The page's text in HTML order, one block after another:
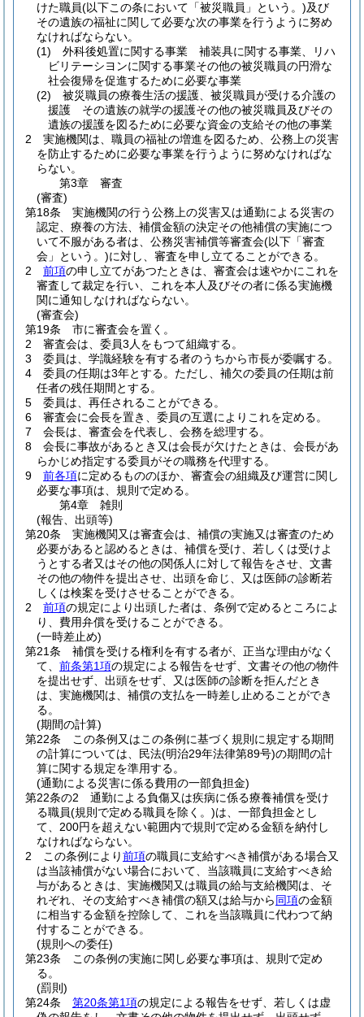
けた職員(以下この条において「被災職員」という。)及び
その遺族の福祉に関して必要な次の事業を行うように努め
なければならない。
(1)
外科後処置に関する事業 補装具に関する事業、リハ
ビリテーシヨンに関する事業その他の被災職員の円滑な
社会復帰を促進するために必要な事業
(2)
被災職員の療養生活の援護、被災職員が受ける介護の
援護 その遺族の就学の援護その他の被災職員及びその
遺族の援護を図るために必要な資金の支給その他の事業
2
実施機関は、職員の福祉の増進を図るため、公務上の災害
を防止するために必要な事業を行うように努めなければな
らない。
第3章
審査
(審査)
第18条
実施機関の行う公務上の災害又は通勤による災害の
認定、療養の方法、補償金額の決定その他補償の実施につ
いて不服がある者は、公務災害補償等審査会(以下「審査
会」という。)に対し、審査を申し立てることができる。
2
前項の申し立てがあつたときは、審査会は速やかにこれを
審査して裁定を行い、これを本人及びその者に係る実施機
関に通知しなければならない。
(審査会)
第19条
市に審査会を置く。
2
審査会は、委員3人をもつて組織する。
3
委員は、学識経験を有する者のうちから市長が委嘱する。
4
委員の任期は3年とする。 ただし、補欠の委員の任期は前
任者の残任期間とする。
5
委員は、再任されることができる。
6
審査会に会長を置き、委員の互選によりこれを定める。
7
会長は、審査会を代表し、会務を総理する。
8
会長に事故があるとき又は会長が欠けたときは、会長があ
らかじめ指定する委員がその職務を代理する。
9
前各項に定めるもののほか、審査会の組織及び運営に関し
必要な事項は、規則で定める。
第4章
雑則
(報告、出頭等)
第20条
実施機関又は審査会は、補償の実施又は審査のため
必要があると認めるときは、補償を受け、若しくは受けよ
うとする者又はその他の関係人に対して報告をさせ、文書
その他の物件を提出させ、出頭を命じ、又は医師の診断若
しくは検案を受けさせることができる。
2
前項の規定により出頭した者は、条例で定めるところによ
り、費用弁償を受けることができる。
(一時差止め)
第21条
補償を受ける権利を有する者が、正当な理由がなく
て、 前条第1項の規定による報告をせず、文書その他の物件
を提出せず、出頭をせず、又は医師の診断を拒んだとき
は、実施機関は、補償の支払を一時差し止めることができ
る。
(期間の計算)
第22条
この条例又はこの条例に基づく規則に規定する期間
の計算については、民法(明治29年法律第89号)の期間の計
算に関する規定を準用する。
(通勤による災害に係る費用の一部負担金)
第22条の2
通勤による負傷又は疾病に係る療養補償を受け
る職員(規則で定める職員を除く。)は、一部負担金とし
て、200円を超えない範囲内で規則で定める金額を納付し
なければならない。
2
この条例により前項の職員に支給すべき補償がある場合又
は当該補償がない場合において、当該職員に支給すべき給
与があるときは、実施機関又は職員の給与支給機関は、そ
れぞれ、その支給すべき補償の額又は給与から同項の金額
に相当する金額を控除して、これを当該職員に代わつて納
付することができる。
(規則への委任)
第23条
この条例の実施に関し必要な事項は、規則で定め
る。
(罰則)
第24条
第20条第1項の規定による報告をせず、若しくは虚